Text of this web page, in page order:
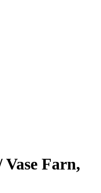
Farn,